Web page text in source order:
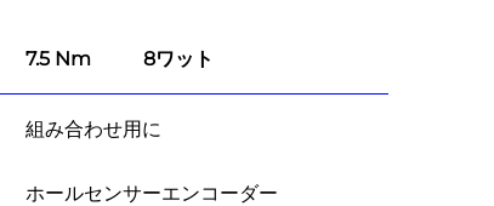
7.5 Nm 8ワット
組み合わせ用に
ホールセンサーエンコーダー